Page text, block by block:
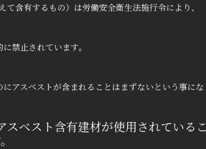
含有するもの）は労働安全衛生法施行令により、
禁止されています。
アスベストが含まれることはまずないという事にな
スベスト含有建材が使用されている